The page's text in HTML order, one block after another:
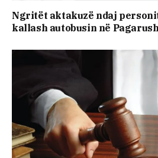
Ngritët aktakuzë ndaj
kallash autobusin në